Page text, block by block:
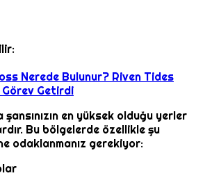
Nerede Bulunur? Riven Tides
Görev Getirdi
en yüksek olduğu yerler
Bu bölgelerde özellikle şu
odaklanmanız gerekiyor: